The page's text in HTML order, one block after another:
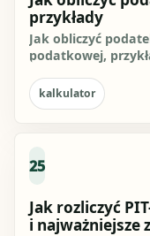
przykłady
Jak obliczyć
podatkowej,
kalkulator
25
Jak rozliczyć
i najważniejsze